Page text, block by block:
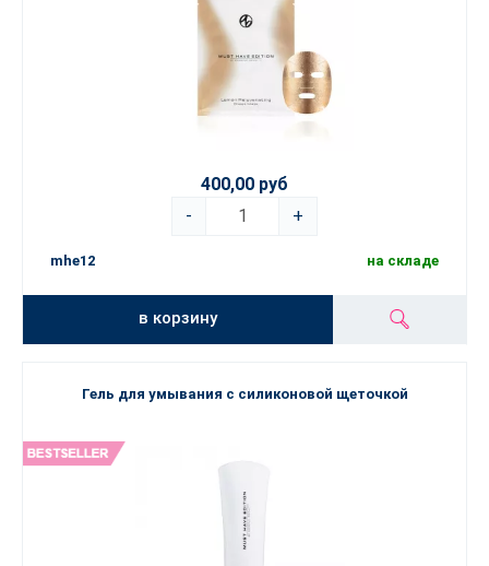
400,00 руб
-
+
mhe12 на складе
в корзину
Гель для умывания с силиконовой щеточкой